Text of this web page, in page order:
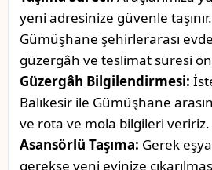
yeni adresinize güvenle
Gümüşhane şehirlerarası
güzergâh ve teslimat süresi
Güzergâh Bilgilendirmesi:
Balıkesir ile Gümüşhane
ve rota ve mola bilgileri veririz.
Asansörlü Taşıma: Gerek
gerekse yeni evinize